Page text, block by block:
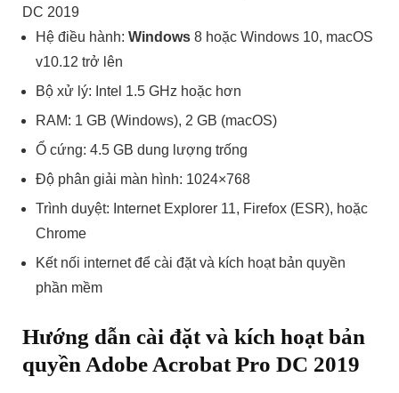
DC 2019
Hệ điều hành: Windows8 hoặc Windows 10, macOS
v10.12 trở lên
Bộ xử lý: Intel 1.5 GHz hoặc hơn
RAM: 1 GB (Windows), 2 GB (macOS)
Ổ cứng: 4.5 GB dung lượng trống
Độ phân giải màn hình: 1024×768
Trình duyệt: Internet Explorer 11, Firefox (ESR), hoặc
Chrome
Kết nối internet để cài đặt và kích hoạt bản quyền
phần mềm
Hướng dẫn cài đặt và kích hoạt bản
quyền Adobe Acrobat Pro DC 2019